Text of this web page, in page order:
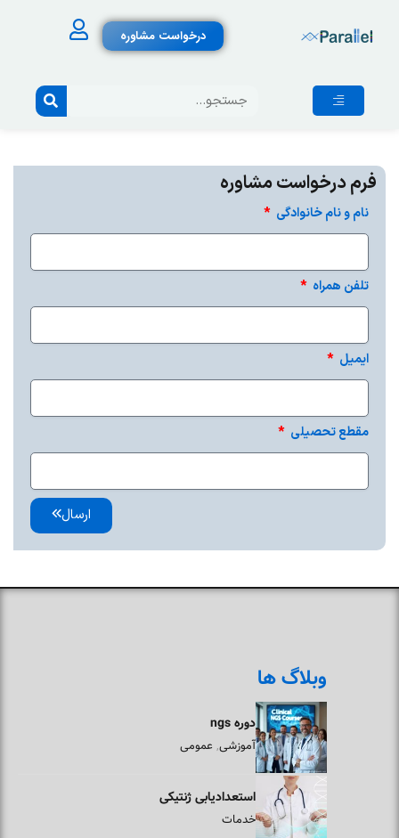
درخواست مشاوره
فرم درخواست مشاوره
نام و نام خانوادگی
تلفن همراه
ایمیل
مقطع تحصیلی
ارسال
وبلاگ ها
دوره ngs
آموزشی, عمومی
استعدادیابی ژنتیکی
خدمات